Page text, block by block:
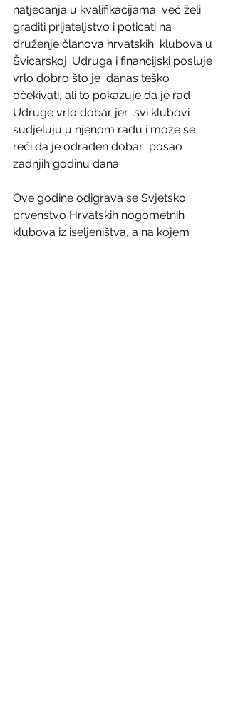
natjecanja u kvalifikacijama  već želi
graditi prijateljstvo i poticati na
druženje članova hrvatskih  klubova u
Švicarskoj. Udruga i financijski posluje
vrlo dobro što je  danas teško
očekivati, ali to pokazuje da je rad
Udruge vrlo dobar jer  svi klubovi
sudjeluju u njenom radu i može se
reći da je odrađen dobar  posao
zadnjih godinu dana.
Ove godine odigrava se Svjetsko
prvenstvo Hrvatskih nogometnih
klubova iz iseljeništva, a na kojem